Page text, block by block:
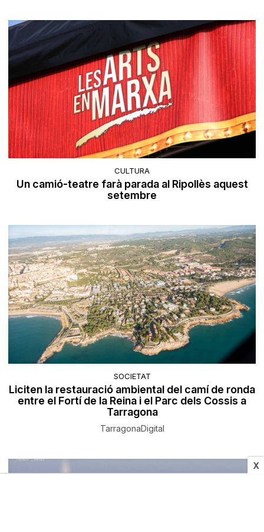
X
CULTURA
Un camió-teatre farà parada al Ripollès aquest
setembre
SOCIETAT
Liciten la restauració ambiental del camí de ronda
entre el Fortí de la Reina i el Parc dels Cossis a
Tarragona
TarragonaDigital